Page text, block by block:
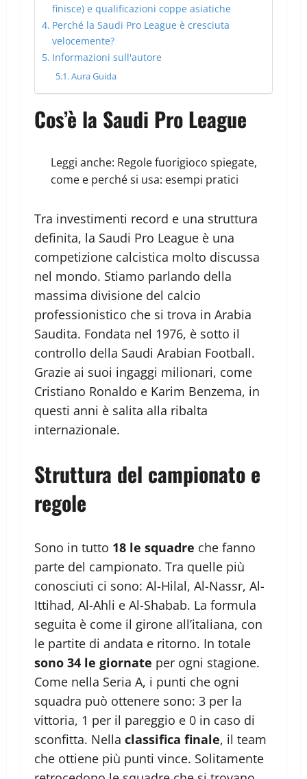
finisce) e qualificazioni coppe asiatiche
Perché la Saudi Pro League è cresciuta
velocemente?
Informazioni sull'autore
Aura Guida
Cos’è la Saudi Pro League
Leggi anche: Regole fuorigioco spiegate,
come e perché si usa: esempi pratici
Tra investimenti record e una struttura
definita, la Saudi Pro League è una
competizione calcistica molto discussa
nel mondo. Stiamo parlando della
massima divisione del calcio
professionistico che si trova in Arabia
Saudita. Fondata nel 1976, è sotto il
controllo della Saudi Arabian Football.
Grazie ai suoi ingaggi milionari, come
Cristiano Ronaldo e Karim Benzema, in
questi anni è salita alla ribalta
internazionale.
Struttura del campionato e
regole
Sono in tutto 18 le squadre che fanno
parte del campionato. Tra quelle più
conosciuti ci sono: Al-Hilal, Al-Nassr, Al-
Ittihad, Al-Ahli e Al-Shabab. La formula
seguita è come il girone all’italiana, con
le partite di andata e ritorno. In totale
sono 34 le giornate per ogni stagione.
Come nella Seria A, i punti che ogni
squadra può ottenere sono: 3 per la
vittoria, 1 per il pareggio e 0 in caso di
sconfitta. Nella classifica finale, il team
che ottiene più punti vince. Solitamente